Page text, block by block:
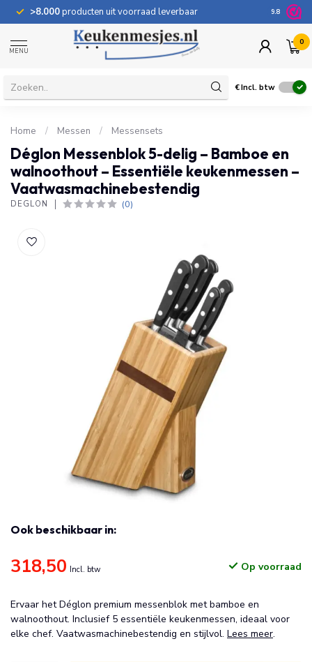
>8.000producten uit voorraad leverbaar 100
9.8
MENU
0
€Incl. btw
Home / Messen / Messensets
Déglon Messenblok 5-delig – Bamboe en
walnoothout – Essentiële keukenmessen –
Vaatwasmachinebestendig
DÉGLON (0)
Ook beschikbaar in:
318,50 Incl. btw Op voorraad
Ervaar het Déglon premium messenblok met bamboe en
walnoothout. Inclusief 5 essentiële keukenmessen, ideaal voor
elke chef. Vaatwasmachinebestendig en stijlvol. Lees meer.